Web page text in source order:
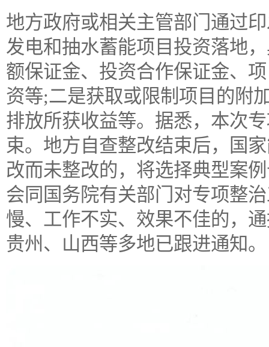
地方政府或相关主管部门通过
发电和抽水蓄能项目投资落地
额保证金、投资合作保证金、
资等;二是获取或限制项目的附
排放所获收益等。据悉，本次
束。地方自查整改结束后，国
改而未整改的，将选择典型案
会同国务院有关部门对专项整
慢、工作不实、效果不佳的，
贵州、山西等多地已跟进通知。